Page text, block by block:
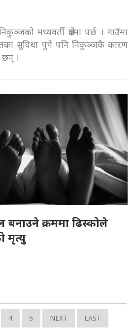
मध्यवर्ती क्षेत्रमा पर्छ । गाउँमा
सुविधा पुगे पनि निकुञ्जकै कारण
छन् ।
बनाउने क्रममा ढिस्कोले
मृत्यु
4 5 NEXT LAST